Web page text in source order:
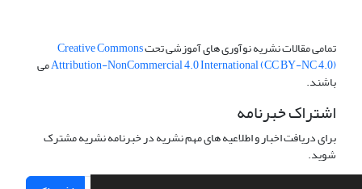
تمامی مقالات نشریه نوآوری های آموزشی تحتCreative Commons
Attribution-NonCommercial 4.0 International (CC BY-NC 4.0)می
باشند.
اشتراک خبرنامه
برای دریافت اخبار و اطلاعیه های مهم نشریه در خبرنامه نشریه مشترک
شوید.